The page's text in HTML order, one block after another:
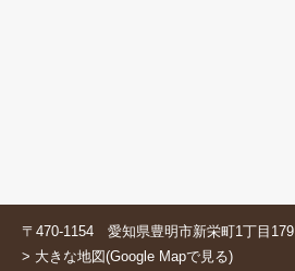
〒470-1154 愛知県豊明市新栄町1丁目179
> 大きな地図(Google Mapで見る)